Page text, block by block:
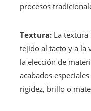
procesos
Textura: La
tejido al tacto y a la
la elección de
acabados
rigidez, brillo o